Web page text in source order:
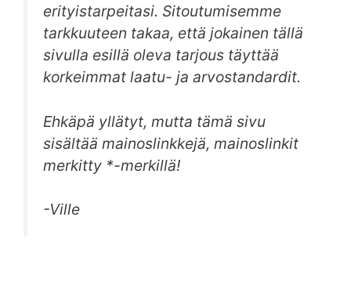
erityistarpeitasi. Sitoutumisemme
tarkkuuteen takaa, että jokainen tällä
sivulla esillä oleva tarjous täyttää
korkeimmat laatu- ja arvostandardit.
Ehkäpä yllätyt, mutta tämä sivu
sisältää mainoslinkkejä, mainoslinkit
merkitty *-merkillä!
-Ville